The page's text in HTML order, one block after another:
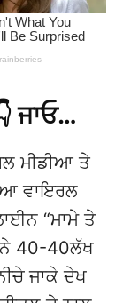
ਜਾਓ…
ਮੀਡੀਆ ਤੇ
ਵਾਇਰਲ
“ਮਾਮੇ ਤੇ
ਨੇ 40-40ਲੱਖ
ਜਾਕੇ ਦੇਖ